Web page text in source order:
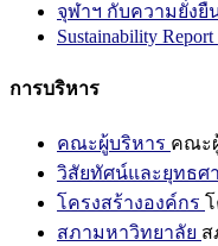
จุฬาฯ กับความยั่งยื
Sustainability Report
การบริหาร
คณะผู้บริหาร คณะ
วิสัยทัศน์และยุทธศ
โครงสร้างองค์กร
สภามหาวิทยาลัย ส